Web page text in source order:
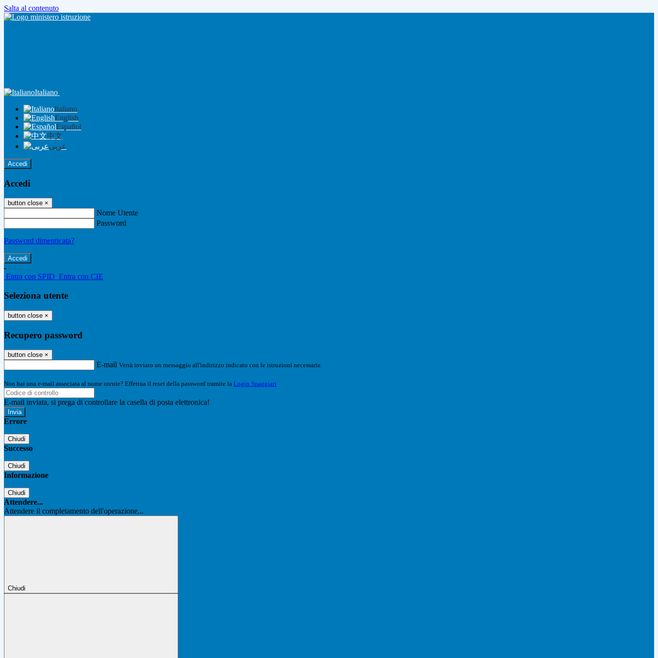
Salta al contenuto
Italiano
Italiano
English
Español
中文
عربى
Accedi
Accedi
button close ×
Nome Utente
Password
Password dimenticata?
-
Entra con SPID Entra con CIE
Seleziona utente
button close ×
Recupero password
button close ×
E-mail Verrà inviato un messaggio all'indirizzo indicato con le istruzioni necessarie.
Non hai una e-mail associata al nome utente? Effettua il reset della password tramite la Login Spaggiari
E-mail inviata, si prega di controllare la casella di posta elettronica!
Errore
Chiudi
Successo
Chiudi
Informazione
Chiudi
Attendere...
Attendere il completamento dell'operazione...
Chiudi